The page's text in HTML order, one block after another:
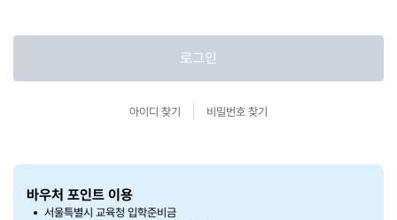
로그인
아이디 찾기 비밀번호 찾기
바우처 포인트 이용
서울특별시 교육청 입학준비금